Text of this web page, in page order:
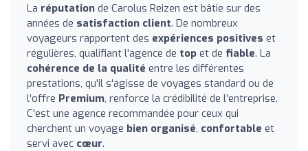
La réputation de Carolus Reizen est bâtie sur des
années de satisfaction client. De nombreux
voyageurs rapportent des expériences positives et
régulières, qualifiant l'agence de top et de fiable. La
cohérence de la qualité entre les différentes
prestations, qu'il s'agisse de voyages standard ou de
l'offre Premium, renforce la crédibilité de l'entreprise.
C'est une agence recommandée pour ceux qui
cherchent un voyage bien organisé, confortable et
servi avec cœur.